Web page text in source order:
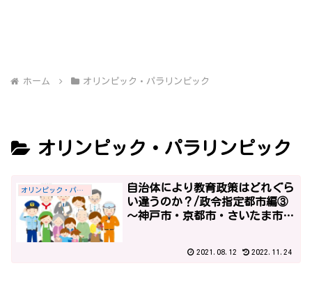
ホーム オリンピック・パラリンピック
オリンピック・パラリンピック
オリンピック・パラリンピック
自治体により教育政策はどれぐら
い違うのか？/政令指定都市編③
～神戸市・京都市・さいたま市・
2021.08.12 2022.11.24